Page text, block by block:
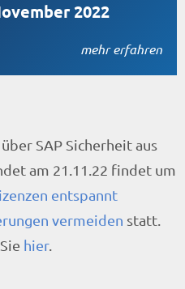
2022
mehr erfahren
SAP Sicherheit aus
am 21.11.22 findet um
entspannt
vermeiden statt.
hier.